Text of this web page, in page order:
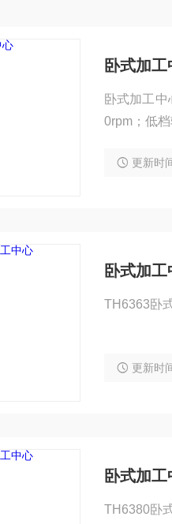
卧式加工
卧式加工
0rpm；低
更新时
卧式加工
TH6363卧
更新时
卧式加工
TH6380卧